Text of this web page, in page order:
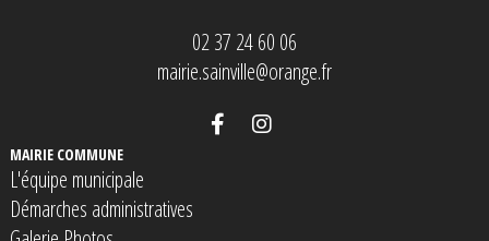
02 37 24 60 06
mairie.sainville@orange.fr
MAIRIE COMMUNE
L'équipe municipale
Démarches administratives